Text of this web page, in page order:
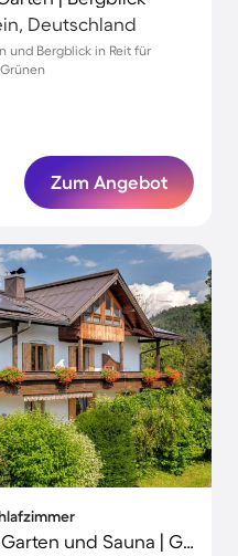
Deutschland
und Bergblick in Reit für
Zum Angebot
Ferienwohnung mit Grill, Garten und Sauna | Gartenblick